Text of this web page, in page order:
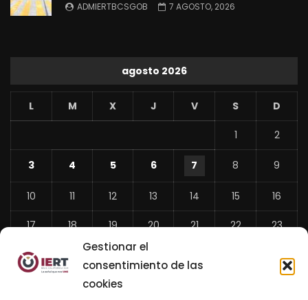
Gestionar el
consentimiento de las
cookies
ADMIERTBCSGOB 7 AGOSTO, 2026
agosto 2026
L M X J V S D
1 2
3 4 5 6 7 8 9
10 11 12 13 14 15 16
17 18 19 20 21 22 23
24 26 27